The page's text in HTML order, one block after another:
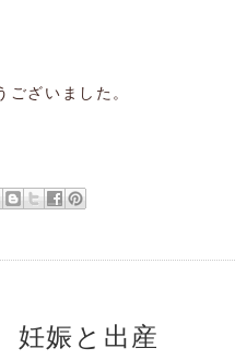
ざいました。
妊娠と出産